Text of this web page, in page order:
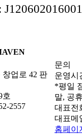
업로 42 판
호
2557
문의
운영시
*평일
말, 공
대표전
대표메
홈페이